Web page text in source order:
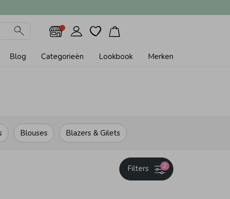
Blog Categorieën Lookbook Merken
Blouses Blazers & Gilets
2
Filters